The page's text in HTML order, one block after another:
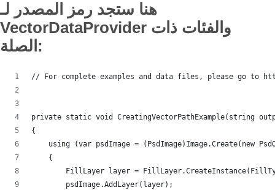
هنا ستجد رمز المصدر لـ
VectorDataProvider والفئات ذات
الصلة:
// For complete examples and data files, please go to
private static void CreatingVectorPathExample(string
{
using (var psdImage = (PsdImage)Image.Create(new
    {
FillLayer layer =
        psdImage.AddLayer(layer);